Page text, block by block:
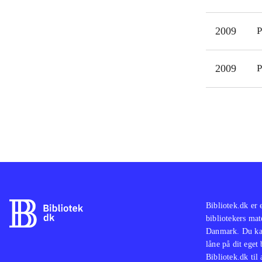
360
2009
2009
Bibliotek.dk er
bibliotekers
Danmark. Du
låne på dit
Bibliotek.dk til